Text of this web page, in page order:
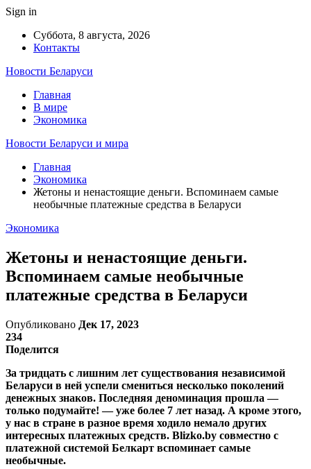
Sign in
Суббота, 8 августа, 2026
Контакты
Новости Беларуси
Главная
В мире
Экономика
Новости Беларуси и мира
Главная
Экономика
Жетоны и ненастоящие деньги. Вспоминаем самые
необычные платежные средства в Беларуси
Экономика
Жетоны и ненастоящие деньги.
Вспоминаем самые необычные
платежные средства в Беларуси
Опубликовано Дек 17, 2023
234
Поделится
За тридцать с лишним лет существования независимой
Беларуси в ней успели смениться несколько поколений
денежных знаков. Последняя деноминация прошла —
только подумайте! — уже более 7 лет назад. А кроме этого,
у нас в стране в разное время ходило немало других
интересных платежных средств. Blizko.by совместно с
платежной системой Белкарт вспоминает самые
необычные.